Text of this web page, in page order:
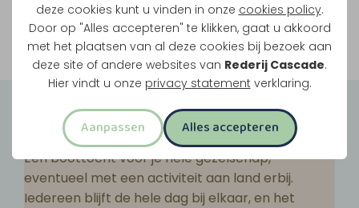
deze cookies kunt u vinden in onze cookies policy.
Door op "Alles accepteren" te klikken, gaat u akkoord
met het plaatsen van al deze cookies bij bezoek aan
deze site of andere websites van Rederij Cascade.
Hier vindt u onze privacy statement verklaring.
Aanpassen Alles accepteren
Bekijk onze rondvaarten
Groepsuitjes
Een boottocht voor je hele gezelschap,
eventueel met een activiteit aan land erbij.
Iedereen blijft de hele dag bij elkaar, en het